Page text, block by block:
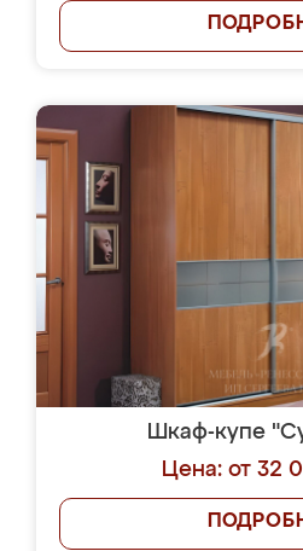
Шкаф-купе
Цена: от 32